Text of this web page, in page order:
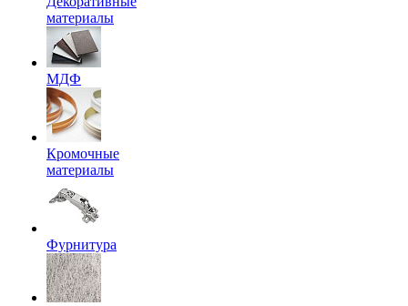
материалы
МДФ
Кромочные
материалы
Фурнитура